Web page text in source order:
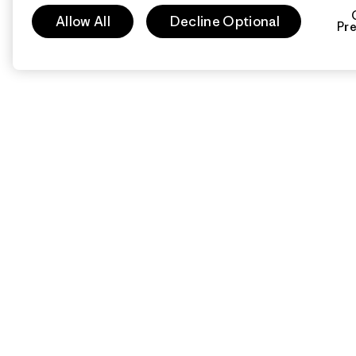
Allow All Decline Optional